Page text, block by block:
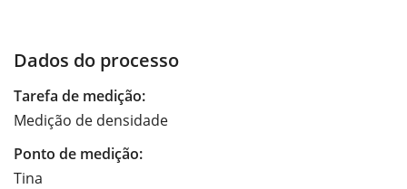
Dados do processo
Tarefa de medição:
Medição de densidade
Ponto de medição:
Tina